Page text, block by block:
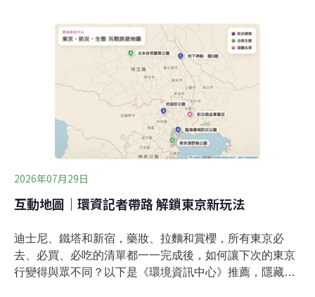
2026年07月29日
互動地圖｜環資記者帶路 解鎖東京新玩法
迪士尼、鐵塔和新宿，藥妝、拉麵和賞櫻，所有東京必
去、必買、必吃的清單都一一完成後，如何讓下次的東京
行變得與眾不同？以下是《環境資訊中心》推薦，隱藏在